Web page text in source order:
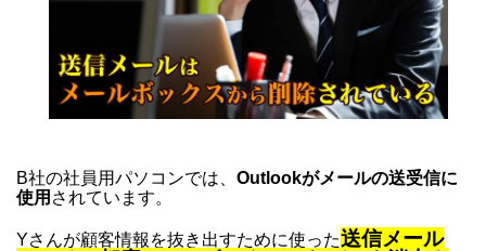
B社の社員用パソコンでは、 Outlookがメールの送受信に
使用 されています。
Yさんが顧客情報を抜き出すために使った送信メール